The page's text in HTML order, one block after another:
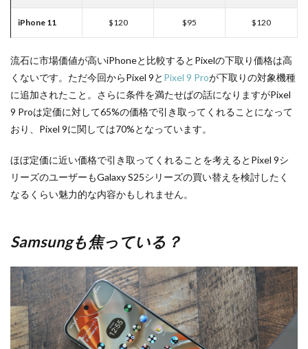
iPhone 11 $120 $95 $120
流石に市場価値が高いiPhoneと比較するとPixelの下取り価格は高
くないです。ただ今回からPixel 9と Pixel 9 Proが下取りの対象機種
に追加されたこと。さらに条件を満たせばの話になりますがPixel
9 Proは定価に対して65%の価格で引き取ってくれることになって
おり、Pixel 9に関しては70%となっています。
ほぼ定価に近い価格で引き取ってくれることを考えるとPixel 9シ
リーズのユーザーもGalaxy S25シリーズの買い替えを検討したく
なるくらい魅力的な内容かもしれません。
Samsungも焦っている？